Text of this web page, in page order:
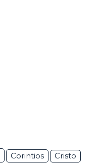
Corintios Cristo